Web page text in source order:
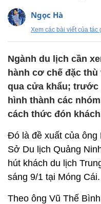
Ngọc Hà
Xem các bài viết của tác
Ngành du lịch cần
hành cơ chế đặc
qua cửa khẩu; trước
hình thành các
cách thức đón
Đó là đề xuất của ông
Sở Du lịch Quảng
hút khách du lịch
sáng 9/1 tại Móng Cái.
Theo ông Vũ Thế